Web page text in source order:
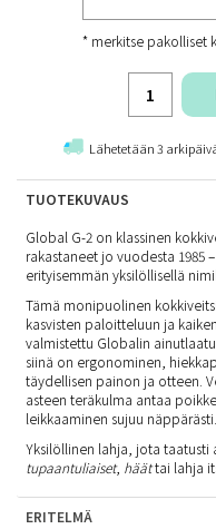
* merkitse pakolliset
Lähetetään 3
TUOTEKUVAUS
Global G-2 on klassinen
rakastaneet jo vuodesta 1985
erityisemmän yksilöllisellä
Tämä monipuolinen
kasvisten paloitteluun ja
valmistettu Globalin
siinä on ergonominen,
täydellisen painon ja otteen.
asteen teräkulma antaa
leikkaaminen sujuu näppärästi.
Yksilöllinen lahja, jota taatusti
tupaantuliaiset, häättai lahja
ERITELMÄ